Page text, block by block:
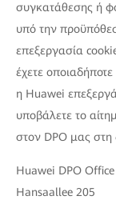
συγκατάθεσης ή
υπό την
επεξεργασία
έχετε
η Huawei
υποβάλετε το
στον DPO μας στη
Huawei DPO Office
Hansaallee 205